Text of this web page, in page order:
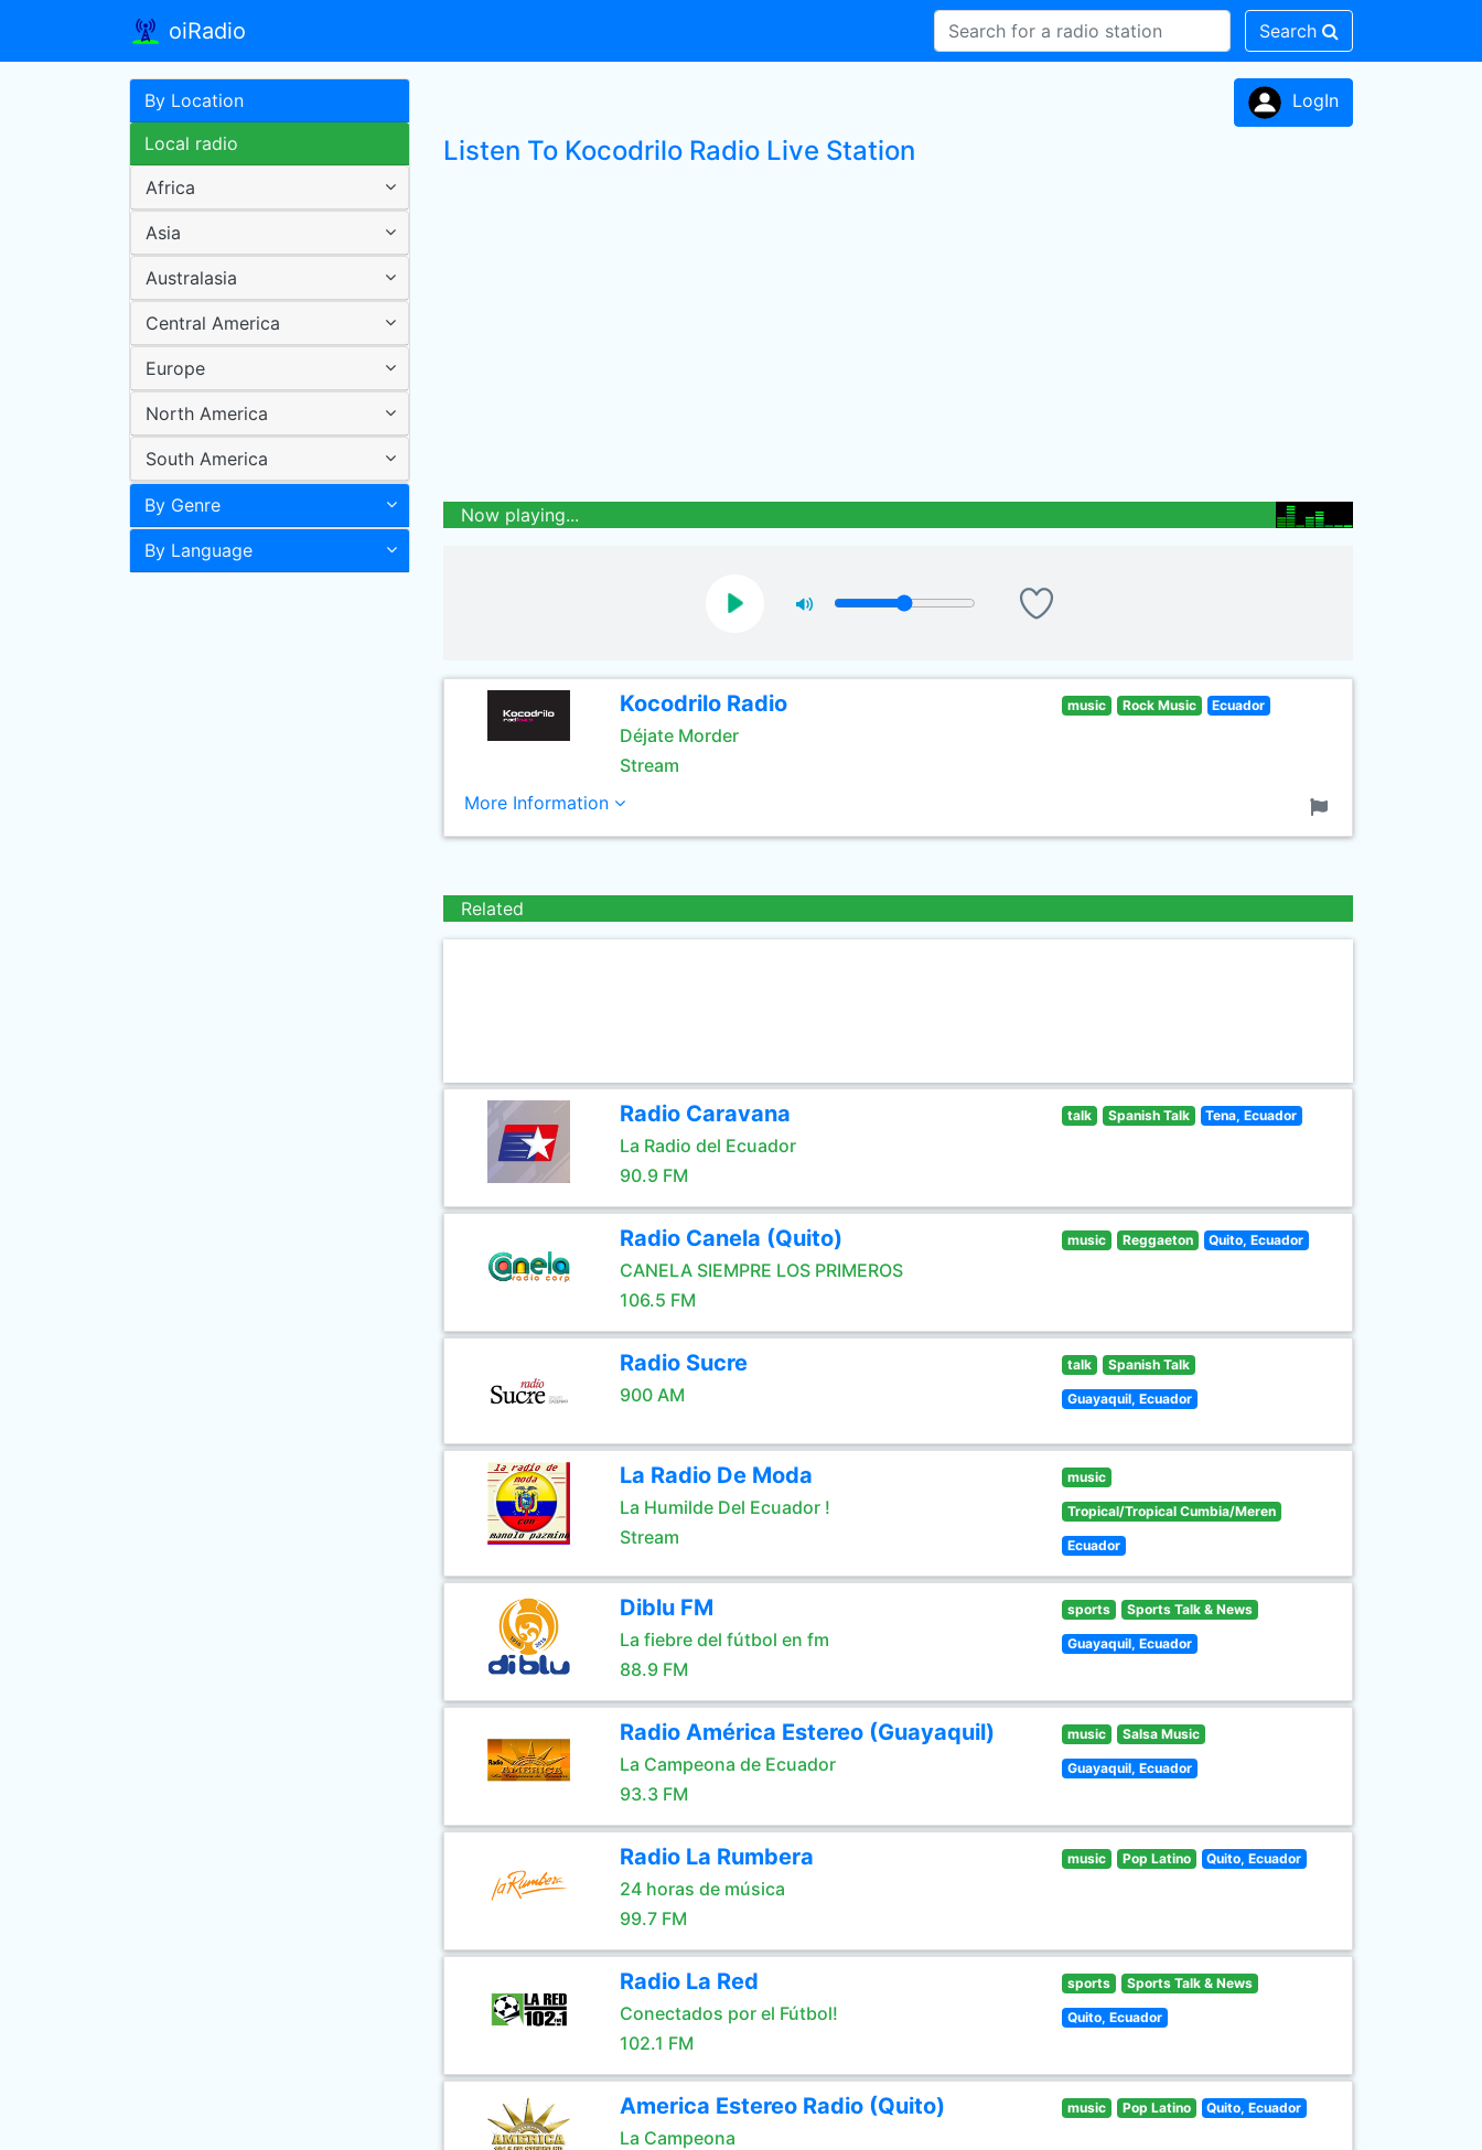
oiRadio Search
By Location
Local radio
Africa
Asia
Australasia
Central America
Europe
North America
South America
By Genre
By Language
LogIn
Listen To Kocodrilo Radio Live Station
Now playing...
Kocodrilo Radio
Déjate Morder
Stream
music Rock Music Ecuador
More Information
Related
Radio Caravana
La Radio del Ecuador
90.9 FM
talk Spanish Talk Tena, Ecuador
Radio Canela (Quito)
CANELA SIEMPRE LOS PRIMEROS
106.5 FM
music Reggaeton Quito, Ecuador
Radio Sucre
900 AM
talk Spanish Talk
Guayaquil, Ecuador
La Radio De Moda
La Humilde Del Ecuador !
Stream
music
Tropical/Tropical Cumbia/Meren
Ecuador
Diblu FM
La fiebre del fútbol en fm
88.9 FM
sports Sports Talk & News
Guayaquil, Ecuador
Radio América Estereo (Guayaquil)
La Campeona de Ecuador
93.3 FM
music Salsa Music
Guayaquil, Ecuador
Radio La Rumbera
24 horas de música
99.7 FM
music Pop Latino Quito, Ecuador
Radio La Red
Conectados por el Fútbol!
102.1 FM
sports Sports Talk & News
Quito, Ecuador
America Estereo Radio (Quito)
La Campeona
music Pop Latino Quito, Ecuador